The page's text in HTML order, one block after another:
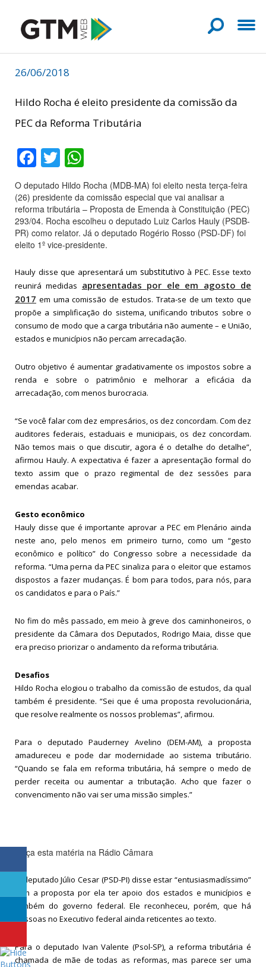
26/06/2018
Hildo Rocha é eleito presidente da comissão da
PEC da Reforma Tributária
FacebookTwitter
O deputado Hildo Rocha (MDB-MA) foi eleito nesta terça-feira
(26) presidente da comissão especial que vai analisar a
reforma tributária – Proposta de Emenda à Constituição (PEC)
293/04. Rocha escolheu o deputado Luiz Carlos Hauly (PSDB-
PR) como relator. Já o deputado Rogério Rosso (PSD-DF) foi
eleito 1º vice-presidente.
Hauly disse que apresentará um substitutivo à PEC. Esse texto
reunirá medidas apresentadas por ele em agosto de
2017 em uma comissão de estudos. Trata-se de um texto que
propõe a simplificação do sistema, unificando tributos sobre o
consumo de modo que a carga tributária não aumente – e União,
estados e municípios não percam arrecadação.
Outro objetivo é aumentar gradativamente os impostos sobre a
renda e sobre o patrimônio e melhorar a eficácia da
arrecadação, com menos burocracia.
“Se você falar com dez empresários, os dez concordam. Com dez
auditores federais, estaduais e municipais, os dez concordam.
Não temos mais o que discutir, agora é o detalhe do detalhe”,
afirmou Hauly. A expectativa é fazer a apresentação formal do
texto assim que o prazo regimental de dez sessões para
emendas acabar.
Gesto econômico
Hauly disse que é importante aprovar a PEC em Plenário ainda
neste ano, pelo menos em primeiro turno, como um “gesto
econômico e político” do Congresso sobre a necessidade da
reforma. “Uma perna da PEC sinaliza para o eleitor que estamos
dispostos a fazer mudanças. É bom para todos, para nós, para
os candidatos e para o País.”
No fim do mês passado, em meio à greve dos caminhoneiros, o
presidente da Câmara dos Deputados, Rodrigo Maia, disse que
era preciso priorizar o andamento da reforma tributária.
Desafios
Hildo Rocha elogiou o trabalho da comissão de estudos, da qual
também é presidente. “Sei que é uma proposta revolucionária,
que resolve realmente os nossos problemas”, afirmou.
Para o deputado Pauderney Avelino (DEM-AM), a proposta
amadureceu e pode dar modernidade ao sistema tributário.
“Quando se fala em reforma tributária, há sempre o medo de
perder receita ou aumentar a tributação. Acho que fazer o
convencimento não vai ser uma missão simples.”
Ouça esta matéria na Rádio Câmara
O deputado Júlio Cesar (PSD-PI) disse estar “entusiasmadíssimo”
com a proposta por ela ter apoio dos estados e municípios e
também do governo federal. Ele reconheceu, porém, que há
pessoas no Executivo federal ainda reticentes ao texto.
Para o deputado Ivan Valente (Psol-SP), a reforma tributária é
chamada de mãe de todas as reformas, mas parece ser uma